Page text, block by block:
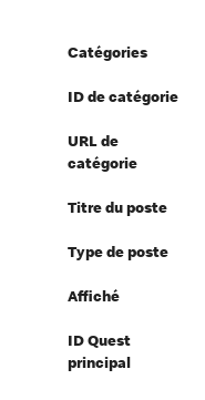
Catégories
ID de catégorie
URL de
catégorie
Titre du poste
Type de poste
Affiché
ID Quest
principal